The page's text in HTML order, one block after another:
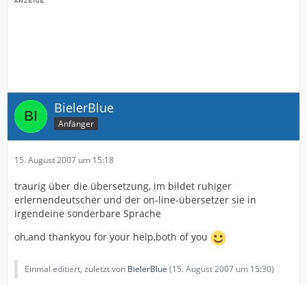
BielerBlue
Anfänger
15. August 2007 um 15:18
traurig über die übersetzung, im bildet ruhiger
erlernendeutscher und der on-line-übersetzer sie in
irgendeine sonderbare Sprache
oh,and thankyou for your help,both of you
Einmal editiert, zuletzt von BielerBlue (15. August 2007 um 15:30)